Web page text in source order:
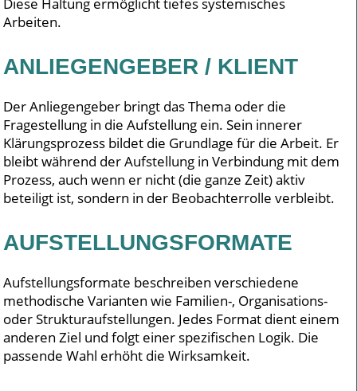
Arbeiten.
ANLIEGENGEBER / KLIENT
Der Anliegengeber bringt das Thema oder die
Fragestellung in die Aufstellung ein. Sein innerer
Klärungsprozess bildet die Grundlage für die Arbeit. Er
bleibt während der Aufstellung in Verbindung mit dem
Prozess, auch wenn er nicht (die ganze Zeit) aktiv
beteiligt ist, sondern in der Beobachterrolle verbleibt.
AUFSTELLUNGSFORMATE
Aufstellungsformate beschreiben verschiedene
methodische Varianten wie Familien-, Organisations-
oder Strukturaufstellungen. Jedes Format dient einem
anderen Ziel und folgt einer spezifischen Logik. Die
passende Wahl erhöht die Wirksamkeit.